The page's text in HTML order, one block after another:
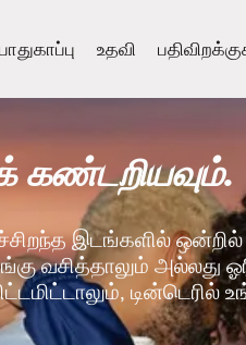
பாதுகாப்பு உதவி
இடங்களில் ஒன்றில்
வசித்தாலும் அல்லது
டின்டெரில்